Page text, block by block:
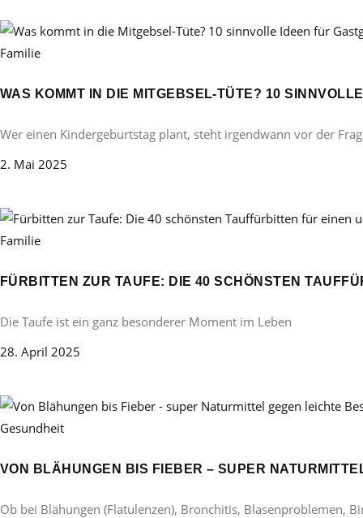
Familie
WAS KOMMT IN DIE MITGEBSEL-TÜTE? 10
Wer einen Kindergeburtstag plant, steht irgendwann vor der
2. Mai 2025
Familie
FÜRBITTEN ZUR TAUFE: DIE 40 SCHÖNSTEN
Die Taufe ist ein ganz besonderer Moment im Leben
28. April 2025
Gesundheit
VON BLÄHUNGEN BIS FIEBER – SUPER
Ob bei Blähungen (Flatulenzen), Bronchitis, Blasenproblemen,